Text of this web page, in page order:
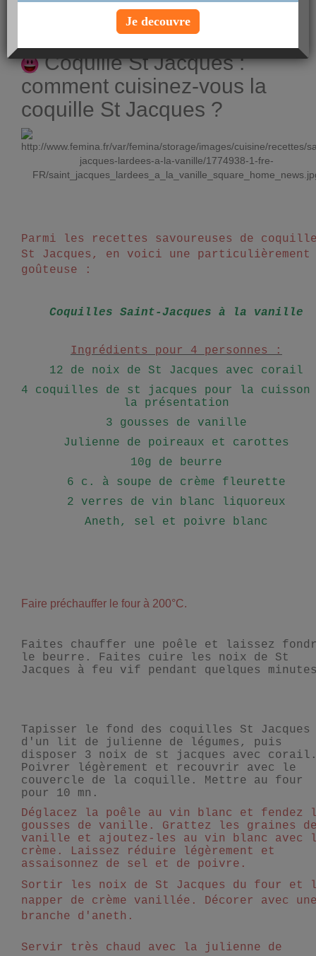
Voir le profil
Coquille St Jacques :
comment cuisinez-vous la
coquille St Jacques ?
Parmi les recettes savoureuses de
St Jacques, en voici une particulièrement
goûteuse :
Coquilles Saint-Jacques à la vanille
Ingrédients pour 4 personnes :
12 de noix de St Jacques avec corail
4 coquilles de st jacques pour la cuisson
la présentation
3 gousses de vanille
Julienne de poireaux et carottes
10g de beurre
6 c. à soupe de crème fleurette
2 verres de vin blanc liquoreux
Aneth, sel et poivre blanc
Faire préchauffer le four à 200°C.
Faites chauffer une poêle et laissez
le beurre. Faites cuire les noix de St
Jacques à feu vif pendant quelques
Tapisser le fond des coquilles St Jacques
d'un lit de julienne de légumes, puis
disposer 3 noix de st jacques avec
Poivrer légèrement et recouvrir avec le
couvercle de la coquille.
Mettre au four
pour 10 mn.
Déglacez la poêle au vin blanc et fendez
gousses de vanille. Grattez les graines
vanille et ajoutez-les au vin blanc avec
crème. Laissez réduire légèrement et
assaisonnez de sel et de poivre.
Sortir les noix de St Jacques du four et
napper de crème vanillée. Décorer avec
branche d'aneth.
Servir très chaud avec la julienne de
Je decouvre